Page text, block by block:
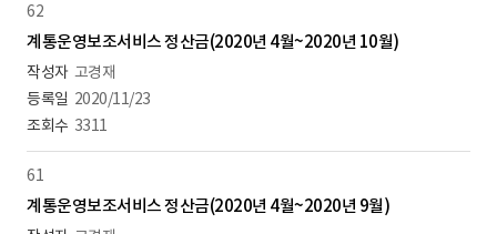
62
계통운영보조서비스 정산금(2020년 4월~2020년 10월)
고경재
2020/11/23
3311
61
계통운영보조서비스 정산금(2020년 4월~2020년 9월)